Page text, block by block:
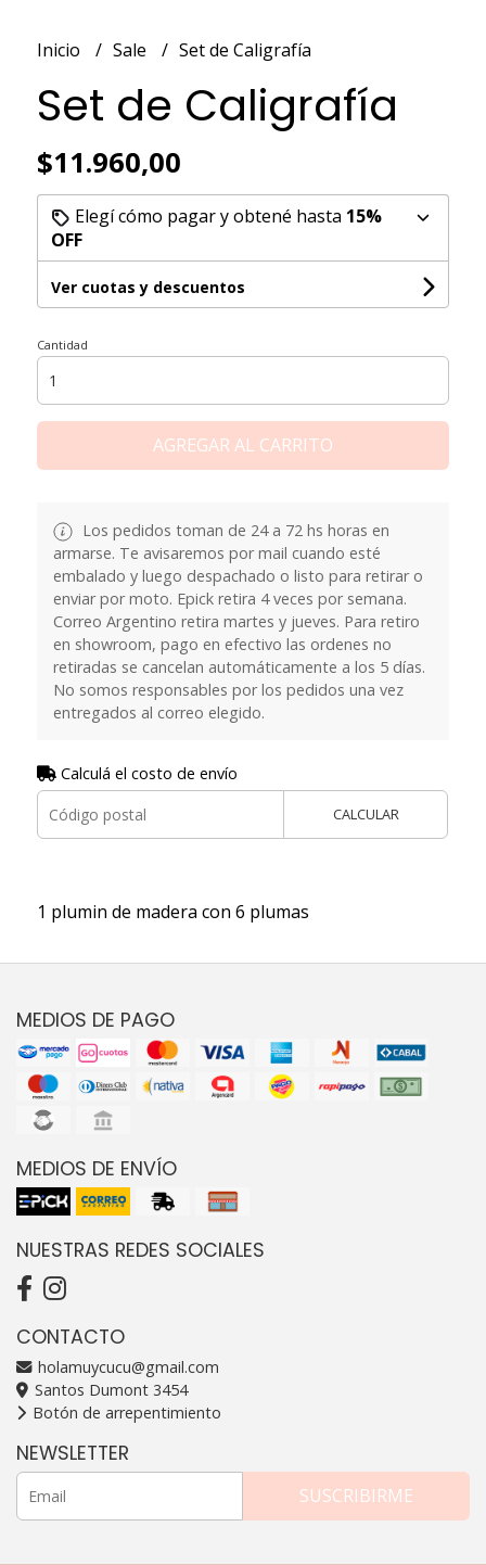
Inicio Sale Set de Caligrafía
Set de Caligrafía
$11.960,00
Elegí cómo pagar y obtené hasta 15%
OFF
Ver cuotas y descuentos
Cantidad
AGREGAR AL CARRITO
Los pedidos toman de 24 a 72 hs horas en
armarse. Te avisaremos por mail cuando esté
embalado y luego despachado o listo para retirar o
enviar por moto. Epick retira 4 veces por semana.
Correo Argentino retira martes y jueves. Para retiro
en showroom, pago en efectivo las ordenes no
retiradas se cancelan automáticamente a los 5 días.
No somos responsables por los pedidos una vez
entregados al correo elegido.
Calculá el costo de envío
CALCULAR
1 plumin de madera con 6 plumas
MEDIOS DE PAGO
MEDIOS DE ENVÍO
NUESTRAS REDES SOCIALES
CONTACTO
holamuycucu@gmail.com
Santos Dumont 3454
Botón de arrepentimiento
NEWSLETTER
SUSCRIBIRME